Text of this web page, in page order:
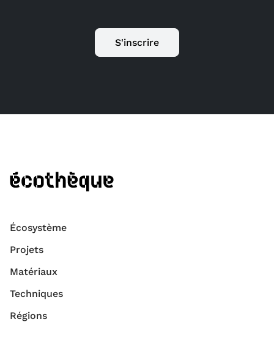
S'inscrire
Écosystème
Projets
Matériaux
Techniques
Régions